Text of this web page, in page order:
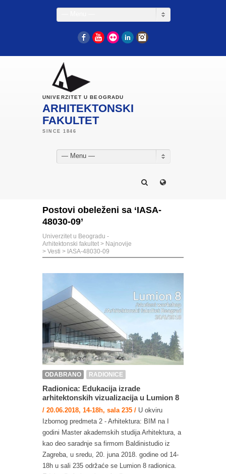
FacebookYouTube
Flickr LinkedIn
UNIVERZITET U BEOGRADU
ARHITEKTONSKI
FAKULTET
— Menu —
Postovi obeleženi sa ‘IASA-
48030-09’
Univerzitet u Beogradu -
Arhitektonski fakultet > Najnovije
> Vesti > IASA-48030-09
ODABRANO RADIONICE
Radionica: Edukacija izrade
arhitektonskih vizualizacija u Lumion 8
/ 20.06.2018, 14-18h, sala 235 / U okviru
Izbornog predmeta 2 - Arhitektura: BIM na I
godini Master akademskih studija Arhitektura, a
kao deo saradnje sa firmom Baldinistudio iz
Zagreba, u sredu, 20. juna 2018. godine od 14-
18h u sali 235 održaće se Lumion 8 radionica.